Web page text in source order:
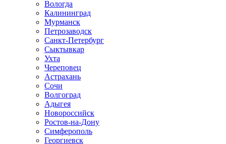
Вологда
Калининград
Мурманск
Петрозаводск
Санкт-Петербург
Сыктывкар
Ухта
Череповец
Астрахань
Сочи
Волгоград
Адыгея
Новороссийск
Ростов-на-Дону
Симферополь
Георгиевск